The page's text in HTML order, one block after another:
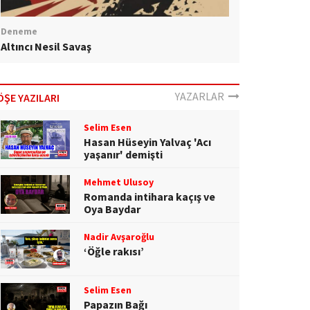
Deneme
Altıncı Nesil Savaş
YAZILARI YAZARLAR
Selim Esen
Hasan Hüseyin Yalvaç 'Acı
yaşanır' demişti
Mehmet Ulusoy
Romanda intihara kaçış ve
Oya Baydar
Nadir Avşaroğlu
‘Öğle rakısı’
Selim Esen
Papazın Bağı